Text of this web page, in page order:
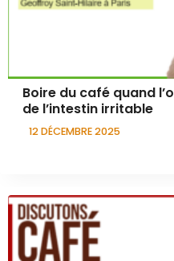
Boire du café quand
de l’intestin irritable
12 DÉCEMBRE 2025